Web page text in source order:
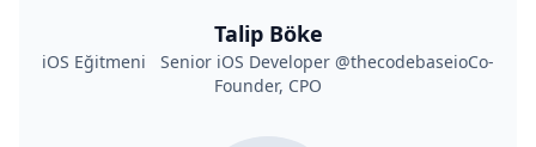
Talip Böke
iOS Eğitmeni Senior iOS Developer @thecodebaseioCo-
Founder, CPO